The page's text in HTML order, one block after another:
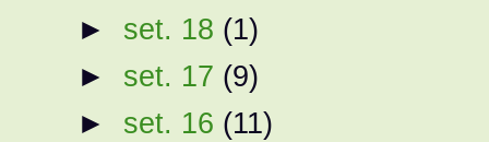
► set. 18 (1)
► set. 17 (9)
► set. 16 (11)